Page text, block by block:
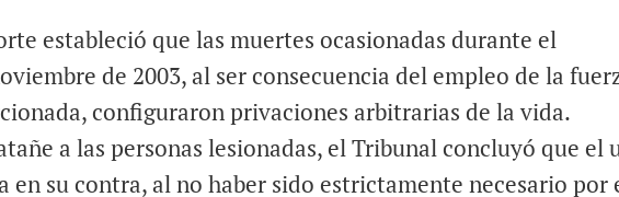
estableció que las muertes ocasionadas durante el
de 2003, al ser consecuencia del empleo de la
configuraron privaciones arbitrarias de la vida.
a las personas lesionadas, el Tribunal concluyó que el
en su contra, al no haber sido estrictamente necesario por